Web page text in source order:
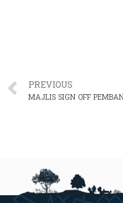
PREVIOUS